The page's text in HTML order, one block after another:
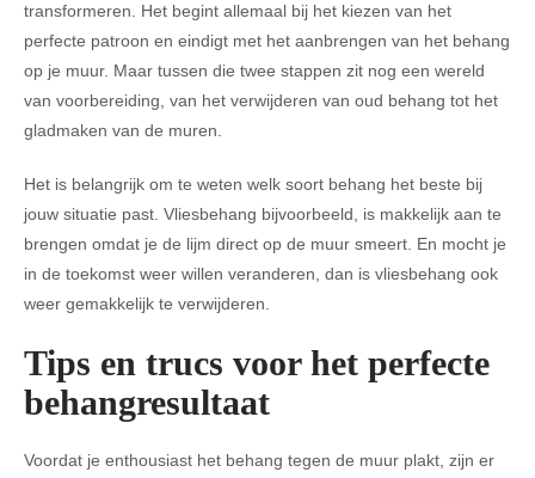
transformeren. Het begint allemaal bij het kiezen van het
perfecte patroon en eindigt met het aanbrengen van het behang
op je muur. Maar tussen die twee stappen zit nog een wereld
van voorbereiding, van het verwijderen van oud behang tot het
gladmaken van de muren.
Het is belangrijk om te weten welk soort behang het beste bij
jouw situatie past. Vliesbehang bijvoorbeeld, is makkelijk aan te
brengen omdat je de lijm direct op de muur smeert. En mocht je
in de toekomst weer willen veranderen, dan is vliesbehang ook
weer gemakkelijk te verwijderen.
Tips en trucs voor het perfecte
behangresultaat
Voordat je enthousiast het behang tegen de muur plakt, zijn er